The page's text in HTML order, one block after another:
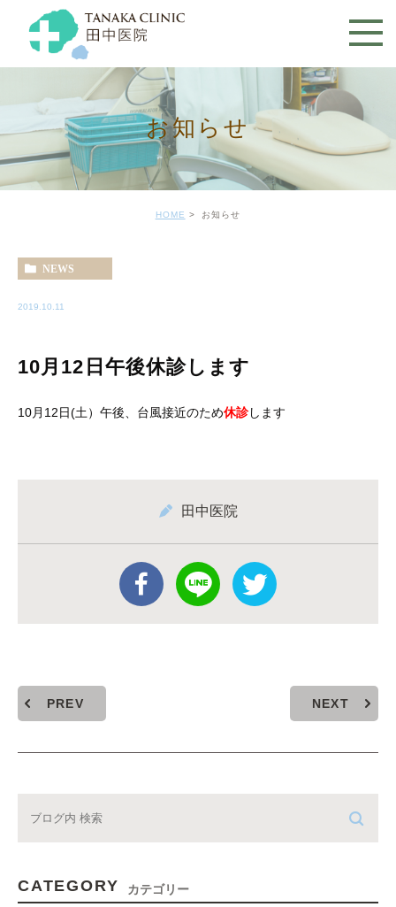
お知らせ
HOME お知らせ
NEWS
2019.10.11
10月12日午後休診します
10月12日(土）午後、台風接近のため休診します
田中医院
PREV NEXT
CATEGORY カテゴリー